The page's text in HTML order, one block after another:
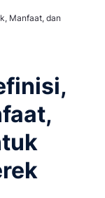
Manfaat, dan